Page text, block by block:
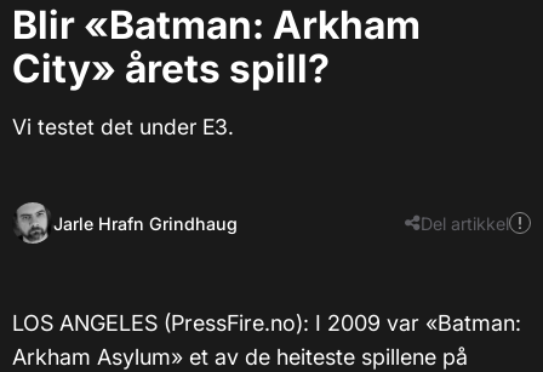
Blir «Batman: Arkham
City» årets spill?
Vi testet det under E3.
Jarle Hrafn Grindhaug Del artikkel
LOS ANGELES (PressFire.no): I 2009 var «Batman:
Arkham Asylum» et av de heiteste spillene på